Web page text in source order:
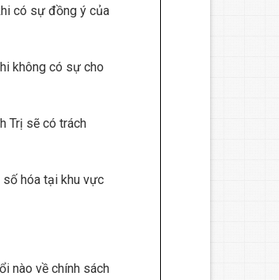
có sự đồng ý của
không có sự cho
Trị sẽ có trách
hóa tại khu vực
nào về chính sách